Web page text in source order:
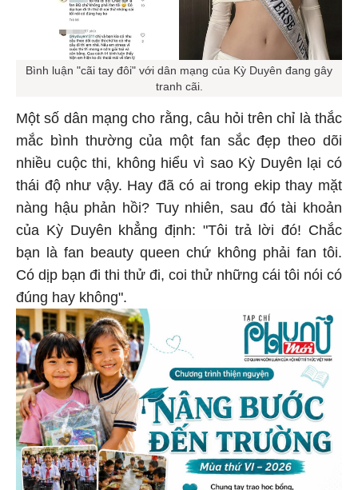
Bình luận "cãi tay đôi" với dân mạng của Kỳ Duyên đang gây
tranh cãi.
Một số dân mạng cho rằng, câu hỏi trên chỉ là thắc
mắc bình thường của một fan sắc đẹp theo dõi
nhiều cuộc thi, không hiểu vì sao Kỳ Duyên lại có
thái độ như vậy. Hay đã có ai trong ekip thay mặt
nàng hậu phản hồi? Tuy nhiên, sau đó tài khoản
của Kỳ Duyên khẳng định: "Tôi trả lời đó! Chắc
bạn là fan beauty queen chứ không phải fan tôi.
Có dịp bạn đi thi thử đi, coi thử những cái tôi nói có
đúng hay không".